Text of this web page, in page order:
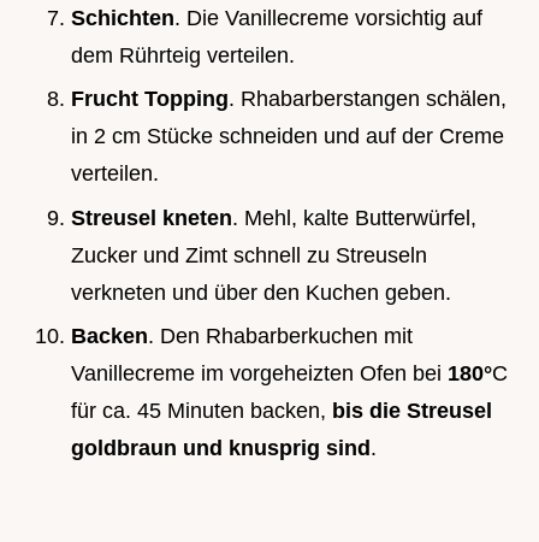
Schichten. Die Vanillecreme vorsichtig auf
dem Rührteig verteilen.
Frucht Topping. Rhabarberstangen schälen,
in 2 cm Stücke schneiden und auf der Creme
verteilen.
Streusel kneten. Mehl, kalte Butterwürfel,
Zucker und Zimt schnell zu Streuseln
verkneten und über den Kuchen geben.
Backen. Den Rhabarberkuchen mit
Vanillecreme im vorgeheizten Ofen bei 180°C
für ca. 45 Minuten backen, bis die Streusel
goldbraun und knusprig sind .